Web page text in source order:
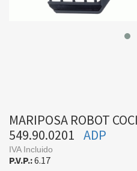
MARIPOSA ROBOT
549.90.0201 ADP
IVA Incluido
P.V.P.:6.17